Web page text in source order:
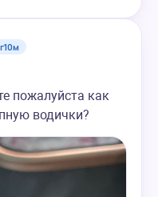
пожалуйста как
водички?